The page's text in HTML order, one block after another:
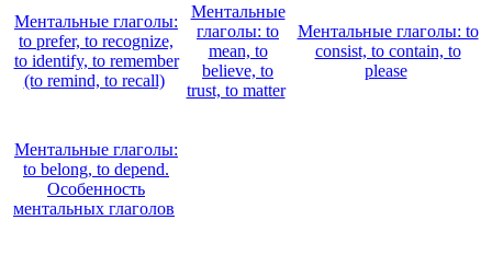
Ментальные глаголы:
to prefer, to recognize,
to identify, to remember
(to remind, to recall)
Ментальные
глаголы: to
mean, to
believe, to
trust, to matter
Ментальные глаголы: to
consist, to contain, to
please
Ментальные глаголы:
to belong, to depend.
Особенность
ментальных глаголов